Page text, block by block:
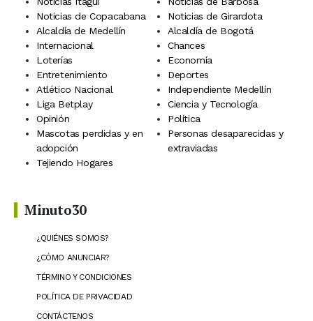
Noticias de Copacabana
Noticias de Girardota
Alcaldía de Medellín
Alcaldía de Bogotá
Internacional
Chances
Loterías
Economía
Entretenimiento
Deportes
Atlético Nacional
Independiente Medellín
Liga Betplay
Ciencia y Tecnología
Opinión
Política
Mascotas perdidas y en
adopción
Personas desaparecidas y
extraviadas
Tejiendo Hogares
Minuto30
¿QUIÉNES SOMOS?
¿CÓMO ANUNCIAR?
TÉRMINO Y CONDICIONES
POLÍTICA DE PRIVACIDAD
CONTÁCTENOS